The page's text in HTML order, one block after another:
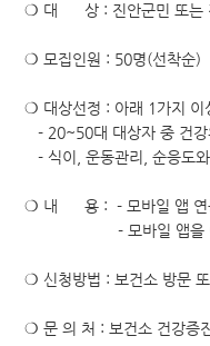
❍ 대 상 : 진안군민 또는
❍ 모집인원 : 50명(선착순)
❍ 대상선정 : 아래 1가지 이
- 20~50대 대상자 중 건강
- 식이, 운동관리, 순응도와
❍ 내 용 : - 모바일 앱 연동
- 모바일 앱을 이용한
❍ 신청방법 : 보건소 방문
❍ 문 의 처 : 보건소 건강증